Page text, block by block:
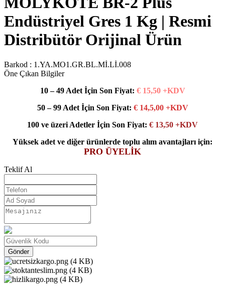
Endüstriyel Gres 1 Kg | Resmi
Distribütör Orijinal Ürün
Barkod : 1.YA.MO1.GR.BL.Mİ.Lİ.008
Öne Çıkan Bilgiler
10 – 49 Adet İçin Son Fiyat: € 15,50 +KDV
50 – 99 Adet İçin Son Fiyat: € 14,5,00 +KDV
100 ve üzeri Adetler İçin Son Fiyat: € 13,50 +KDV
Yüksek adet ve diğer ürünlerde toplu alım avantajları için:
PRO ÜYELİK
Teklif Al
Gönder